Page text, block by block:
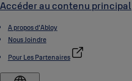
Accéder au contenu principal
A propos d'Abloy
Nous Joindre
Pour Les Partenaires